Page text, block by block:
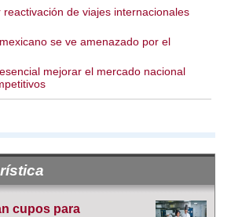
de viajes internacionales
se ve amenazado por el
mejorar el mercado nacional
cupos para